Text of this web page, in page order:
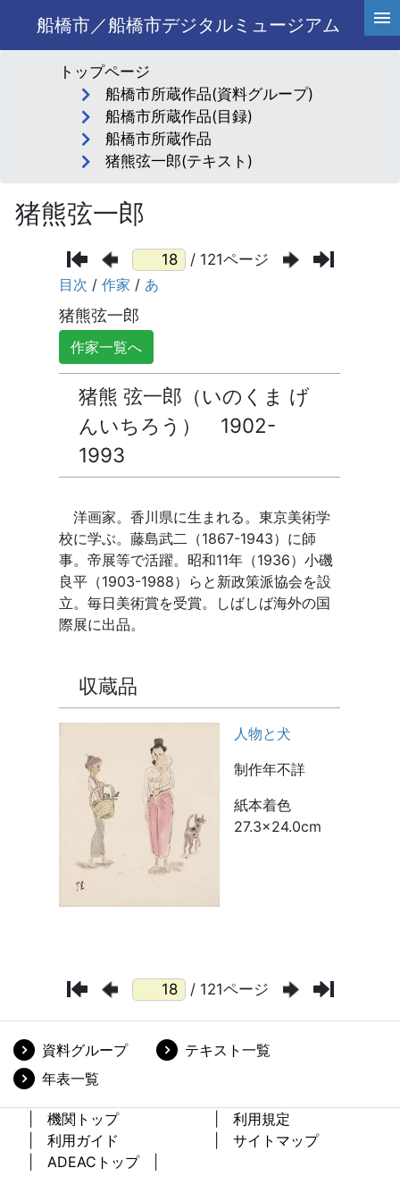
船橋市／船橋市デジタルミュージアム
トップページ
船橋市所蔵作品(資料グループ)
船橋市所蔵作品(目録)
船橋市所蔵作品
猪熊弦一郎(テキスト)
猪熊弦一郎
/ 121ページ
/ 121ページ
資料グループ
テキスト一覧
年表一覧
機関トップ
利用規定
利用ガイド
サイトマップ
ADEACトップ